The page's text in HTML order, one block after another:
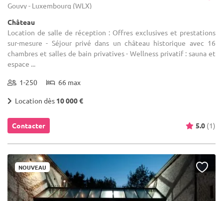
Gouvy - Luxembourg (WLX)
Château
Location de salle de réception : Offres exclusives et prestations
sur-mesure - Séjour privé dans un château historique avec 16
chambres et salles de bain privatives - Wellness privatif : sauna et
espace ...
1-250 66 max
Location dès 10 000 €
Contacter 5.0 (1)
NOUVEAU